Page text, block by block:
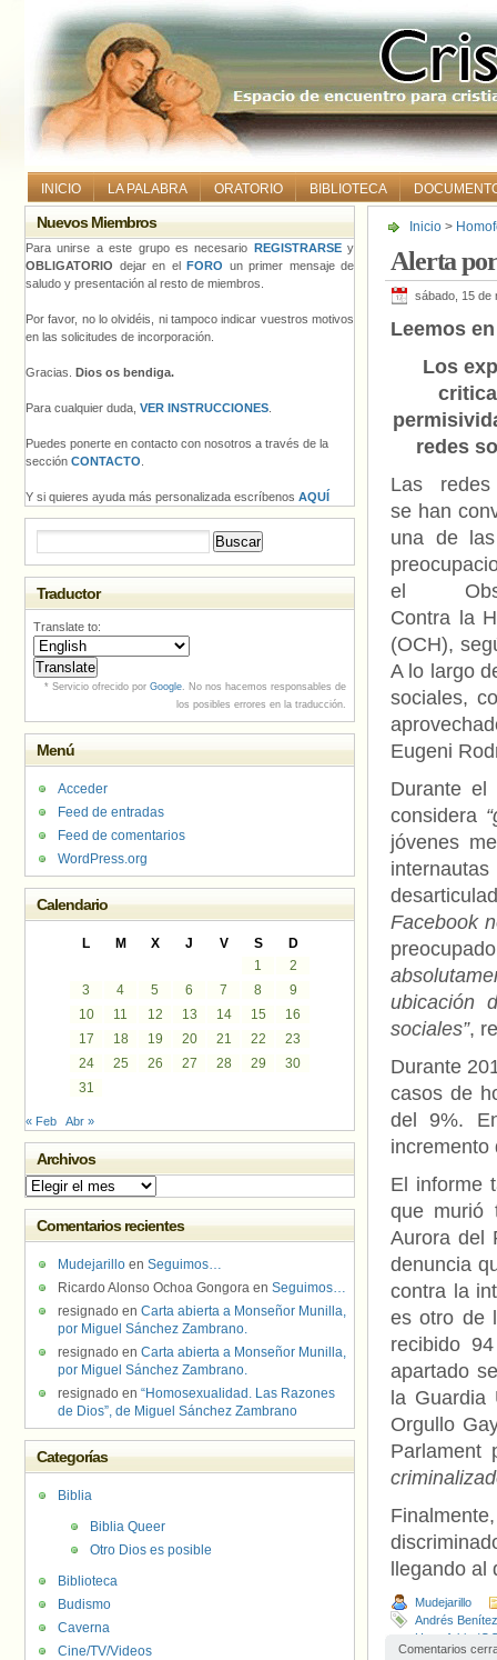
INICIO LA PALABRA ORATORIO BIBLIOTECA
Inicio >
Alerta
sábado, 15 de
Leemos
Los
redes
Las redes
se han
una de
el
Contra la
(OCH),
A lo largo
sociales,
Eugeni
Durante el
considera
jóvenes
Facebook
ubicación
sociales”,
Durante
casos de
del 9%.
incremento
El informe
que murió
Aurora del
denuncia
contra la
es otro de
recibido
apartado
la
Orgullo
Parlament
llegando al
Mudejarillo
Andrés Benítez
Homofobia
Comentarios
Nuevos Miembros
Para unirse a este grupo es necesario REGISTRARSEy
OBLIGATORIO dejar en el FORO un primer mensaje de
saludo y presentación al resto de miembros.
Por favor, no lo olvidéis, ni tampoco indicar vuestros motivos
en las solicitudes de incorporación.
Gracias. Dios os bendiga.
Para cualquier duda, VER INSTRUCCIONES
Puedes ponerte en contacto con nosotros a través de la
sección CONTACTO
Y si quieres ayuda más personalizada escríbenos AQUÍ
Traductor
Translate to:
* Servicio ofrecido por Google. No nos hacemos responsables de
los posibles errores en la traducción.
Menú
Acceder
Feed de entradas
Feed de comentarios
WordPress.org
Calendario
L M X J V S
D
1
2
3
4 5 6 7 8
9
10
11 12 13 14 15
16
17
18 19 20 21 22
23
24
25 26 27 28 29
30
31
« Feb Abr »
Archivos
Archivos
Comentarios recientes
Mudejarillo en Seguimos…
Ricardo Alonso Ochoa Gongora en Seguimos…
resignado en Carta abierta a Monseñor Munilla,
por Miguel Sánchez Zambrano.
resignado en Carta abierta a Monseñor Munilla,
por Miguel Sánchez Zambrano.
resignado en “Homosexualidad. Las Razones
de Dios”, de Miguel Sánchez Zambrano
Categorías
Biblia
Biblia Queer
Otro Dios es posible
Biblioteca
Budismo
Caverna
Cine/TV/Videos